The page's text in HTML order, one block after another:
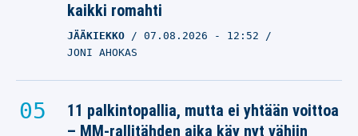
kaikki romahti
JÄÄKIEKKO 07.08.2026 - 12:52
JONI AHOKAS
11 palkintopallia, mutta ei yhtään voittoa
– MM-rallitähden aika käy nyt vähiin